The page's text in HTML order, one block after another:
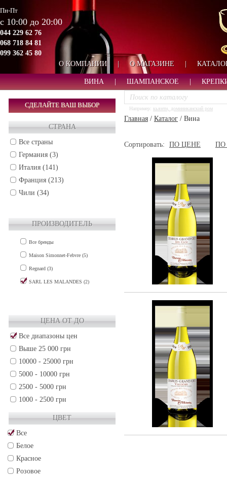
Пн-Пт
с 10:00 до 20:00
044 229 62 76
068 718 84 81
099 362 45 80
О КОМПАНИИ
| О МАГАЗИНЕ |
ВИНА ШАМПАНСКОЕ
СДЕЛАЙТЕ ВАШ ВЫБОР
СТРАНА
Все страны
Германия (3)
Италия (141)
Франция (213)
Чили (34)
ПРОИЗВОДИТЕЛЬ
Все бренды
Maison Simonnet-Febvre (5)
Regnard (3)
SARL LES MALANDES (2)
ЦЕНА ОТ ДО
Все диапазоны цен
Выше 25 000 грн
10000 - 25000 грн
5000 - 10000 грн
2500 - 5000 грн
1000 - 2500 грн
250 - 500 грн
50 - 250 грн
ЦВЕТ
Все
Белое
Красное
Розовое
Например: кьянти, доминиканский ром
Главная / Каталог / Вина
Сортировать: ПО ЦЕНЕ ПО